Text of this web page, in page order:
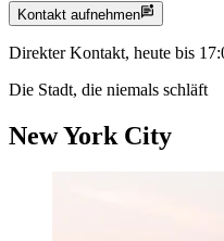
Kontakt aufnehmen
Direkter Kontakt, heute bis
Die Stadt, die niemals schläft
New York City